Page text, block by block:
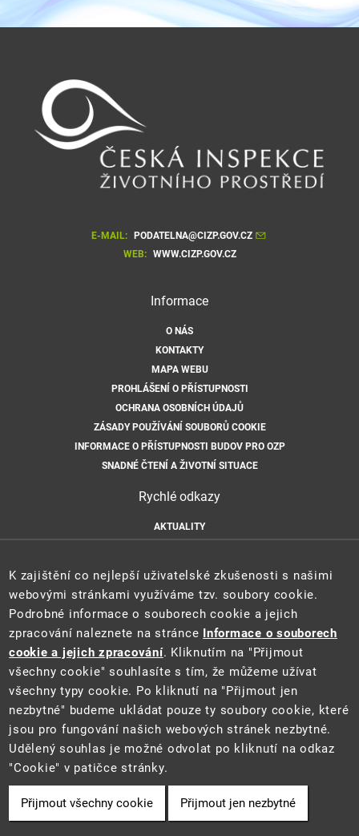
E-MAIL: PODATELNA@CIZP.GOV.CZ
WEB: WWW.CIZP.GOV.CZ
Informace
O NÁS
KONTAKTY
MAPA WEBU
PROHLÁŠENÍ O PŘÍSTUPNOSTI
OCHRANA OSOBNÍCH ÚDAJŮ
ZÁSADY POUŽÍVÁNÍ SOUBORŮ COOKIE
INFORMACE O PŘÍSTUPNOSTI BUDOV PRO OZP
SNADNÉ ČTENÍ A ŽIVOTNÍ SITUACE
Rychlé odkazy
AKTUALITY
2021 ©Ministerstvo životního prostředí
souladu se zákonem č. 106/1999 Sb., o svobodném přístupu k informacím.
Cookie
K zajištění co nejlepší uživatelské zkušenosti s našimi
webovými stránkami využíváme tzv. soubory cookie.
Podrobné informace o souborech cookie a jejich
zpracování naleznete na stránce Informace o souborech
cookie a jejich zpracování. Kliknutím na "Přijmout
všechny cookie" souhlasíte s tím, že můžeme užívat
všechny typy cookie. Po kliknutí na "Přijmout jen
nezbytné" budeme ukládat pouze ty soubory cookie, které
jsou pro fungování našich webových stránek nezbytné.
Udělený souhlas je možné odvolat po kliknutí na odkaz
"Cookie" v patičce stránky.
Přijmout všechny cookie Přijmout jen nezbytné